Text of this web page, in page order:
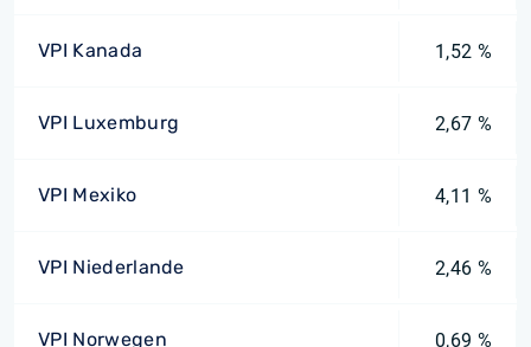
VPI Kanada 1,52 %
VPI Luxemburg 2,67 %
VPI Mexiko 4,11 %
VPI Niederlande 2,46 %
VPI Norwegen 0,69 %